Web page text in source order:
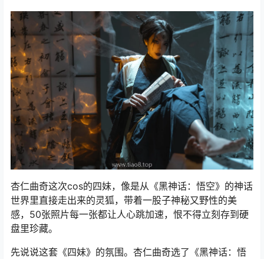
杏仁曲奇这次cos的四妹，像是从《黑神话：悟空》的神话
世界里直接走出来的灵狐，带着一股子神秘又野性的美
感，50张照片每一张都让人心跳加速，恨不得立刻存到硬
盘里珍藏。
先说说这套《四妹》的氛围。杏仁曲奇选了《黑神话：悟